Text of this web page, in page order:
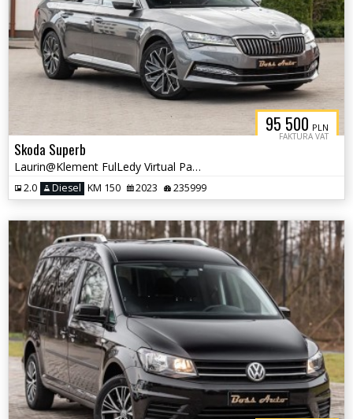
95 500 PLN
FAKTURA VAT
Skoda Superb
Laurin@Klement FulLedy Virtual Pano Canton Skóra Camery El.Klapa Full
2.0 Diesel KM 150 2023 235999